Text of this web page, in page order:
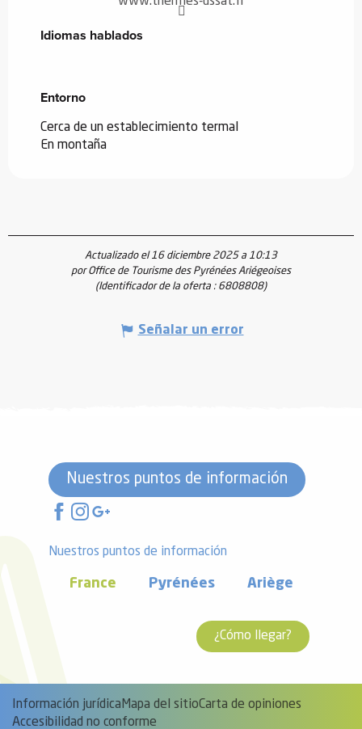
Idiomas hablados
Idiomas hablados
Entorno
Entorno
Cerca de un establecimiento termal
En montaña
Actualizado el 16 diciembre 2025 a 10:13
por Office de Tourisme des Pyrénées Ariégeoises
(Identificador de la oferta : 6808808)
Señalar un error
Nuestros puntos de información
Nuestros puntos de información
France Pyrénées Ariège
¿Cómo llegar?
Información jurídica Mapa del sitioCarta de opiniones
Accesibilidad no conforme